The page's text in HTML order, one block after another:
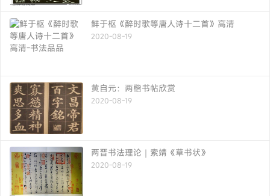
鲜于枢《醉时歌等唐人诗十二首》高清
2020-08-19
黄自元：两楷书帖欣赏
2020-08-19
两晋书法理论｜索靖《草书状》
2020-08-19